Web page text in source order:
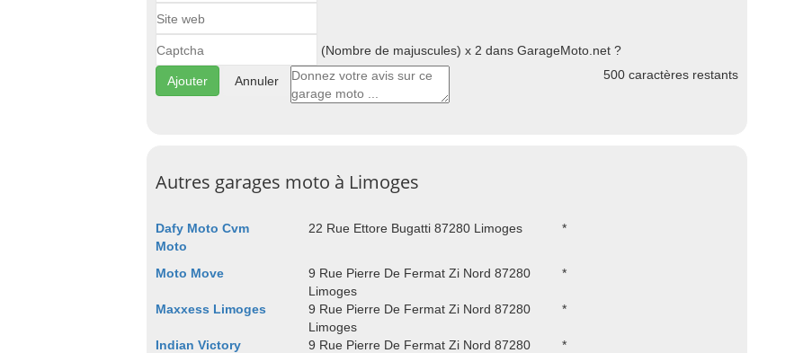
(Nombre de majuscules) x 2 dans GarageMoto.net ?
Annuler 500 caractères restants
Autres garages moto à Limoges
Dafy Moto Cvm
Moto
22 Rue Ettore Bugatti 87280 Limoges *
Moto Move
9 Rue Pierre De Fermat Zi Nord 87280
Limoges
*
Maxxess Limoges
9 Rue Pierre De Fermat Zi Nord 87280
Limoges
*
Indian Victory
9 Rue Pierre De Fermat Zi Nord 87280
*